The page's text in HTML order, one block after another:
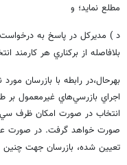
مطلع نمايد؛ و
د ) مديركل در پاسخ به درخواست
بلافاصله از بركناري هر كارمند
انتخاب در صورت امكان ظرف سي
صورت خواهد گرفت. در صورت
تعيين شده، بازرسان جهت چنين